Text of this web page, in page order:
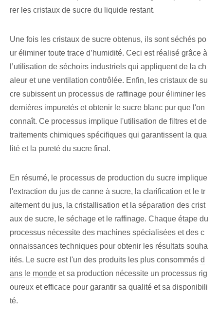
rer les cristaux de sucre du liquide restant.
Une fois les cristaux de sucre obtenus, ils sont séchés po
ur éliminer toute trace d’humidité. Ceci est réalisé grâce à
l’utilisation de séchoirs industriels qui appliquent de la ch
aleur et une ventilation contrôlée. Enfin, les cristaux de su
cre subissent un processus de raffinage pour éliminer les
dernières impuretés et obtenir le sucre blanc pur que l'on
connaît. Ce processus implique l'utilisation de filtres et de
traitements chimiques spécifiques qui garantissent la qua
lité et la pureté du sucre final.
En résumé, le processus de production du sucre implique
l'extraction du jus de canne à sucre, la clarification et le tr
aitement du jus, la cristallisation et la séparation des crist
aux de sucre, le séchage et le raffinage. Chaque étape du
processus nécessite des machines spécialisées et des c
onnaissances techniques pour obtenir les résultats souha
ités. Le sucre est l'un des produits les plus consommés d
ans le monde et sa production nécessite un processus rig
oureux et efficace pour garantir sa qualité et sa disponibili
té.